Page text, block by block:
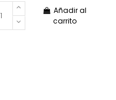
Añadir al
carrito